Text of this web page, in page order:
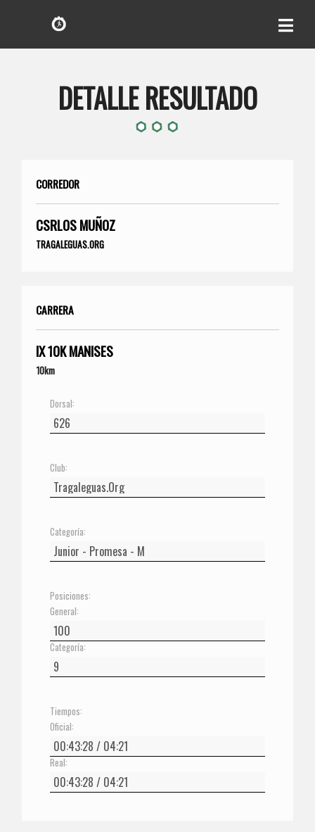
DETALLE RESULTADO
CORREDOR
CSRLOS MUÑOZ
TRAGALEGUAS.ORG
CARRERA
IX 10K MANISES
10km
Dorsal:
Club:
Categoría:
Posiciones:
General:
Categoría:
Tiempos:
Oficial:
Real: